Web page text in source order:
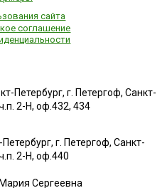
сайта
соглашение
Петербург, г. Петергоф, Санкт-
2-Н, оф.432, 434
г. Петергоф, Санкт-
2-Н, оф.440
Сергеевна